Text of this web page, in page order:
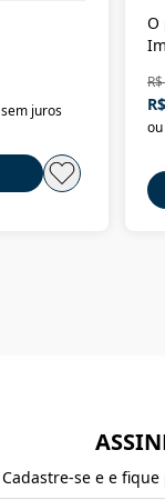
sem juros
O
ou
Cadastre-se e e